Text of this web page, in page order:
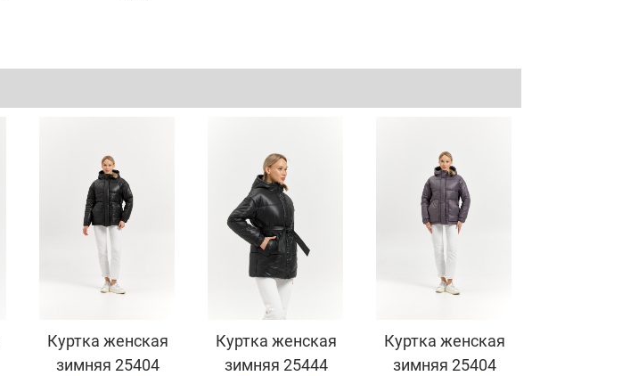
Куртка женская
зимняя 25404
Куртка женская
зимняя 25444
Куртка женская
зимняя 25404